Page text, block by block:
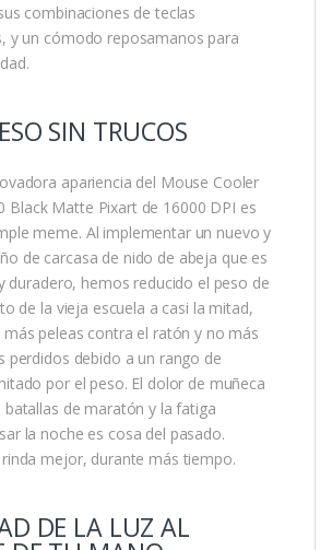
combinaciones de teclas
y un cómodo reposamanos para
SIN TRUCOS
apariencia del Mouse Cooler
Black Matte Pixart de 16000 DPI es
meme. Al implementar un nuevo y
de carcasa de nido de abeja que es
duradero, hemos reducido el peso de
de la vieja escuela a casi la mitad,
peleas contra el ratón y no más
perdidos debido a un rango de
por el peso. El dolor de muñeca
batallas de maratón y la fatiga
la noche es cosa del pasado.
mejor, durante más tiempo.
DE LA LUZ AL